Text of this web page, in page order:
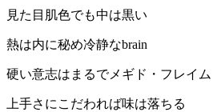
見た目肌色でも中は黒い
熱は内に秘め冷静なbrain
硬い意志はまるでメギド・フレイム
上手さにこだわれば味は落ちる